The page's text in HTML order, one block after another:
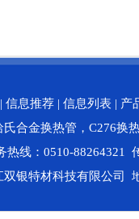
| 信息推荐| 信息列表| 产
氏合金换热管 ， C276换
热线：0510-88264321
双银特材科技有限公司